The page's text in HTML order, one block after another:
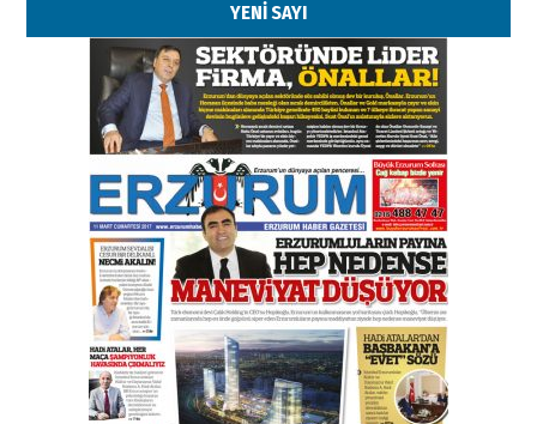
YENİ SAYI
Esat BİNDESEN
Başkan Sekmen’den Erzurum’a
bir vizyon proje daha!
02 Ağustos 2026 Pazar
Kadir SABUNCUOĞLU
Erzurumspor’un köşe taşları
29 Haziran 2026 Pazartesi